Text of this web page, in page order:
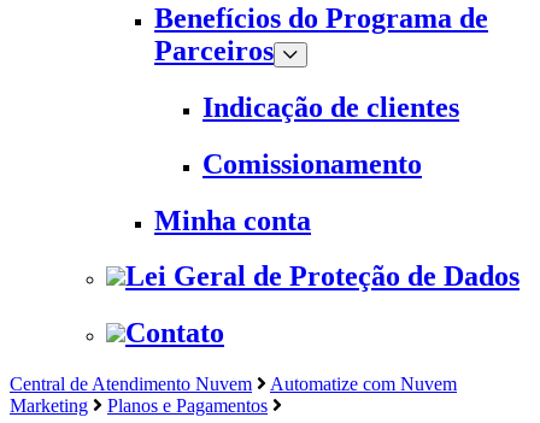
Benefícios do Programa de
Parceiros
Indicação de clientes
Comissionamento
Minha conta
Lei Geral de Proteção de Dados
Contato
Central de Atendimento Nuvem
Automatize com Nuvem
Marketing
Planos e Pagamentos